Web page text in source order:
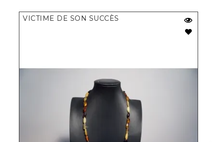
VICTIME DE SON SUCCÈS